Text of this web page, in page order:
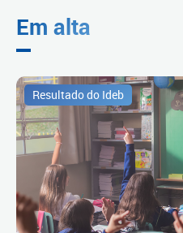
Em alta
Resultado do Ideb